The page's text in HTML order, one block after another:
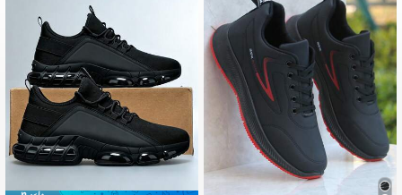
4.91
4.91 234 Seguidores